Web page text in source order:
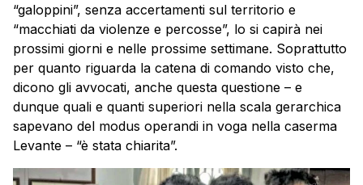
“galoppini”, senza accertamenti sul territorio e
“macchiati da violenze e percosse”, lo si capirà nei
prossimi giorni e nelle prossime settimane. Soprattutto
per quanto riguarda la catena di comando visto che,
dicono gli avvocati, anche questa questione – e
dunque quali e quanti superiori nella scala gerarchica
sapevano del modus operandi in voga nella caserma
Levante – “è stata chiarita”.